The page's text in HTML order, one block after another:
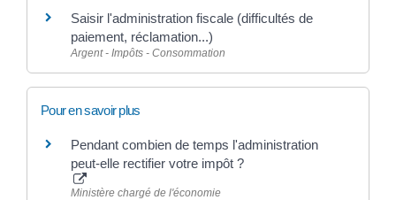
Saisir l'administration fiscale (difficultés de
paiement, réclamation...)
Argent - Impôts - Consommation
Pour en savoir plus
Pendant combien de temps l'administration
peut-elle rectifier votre impôt ?
Ministère chargé de l'économie